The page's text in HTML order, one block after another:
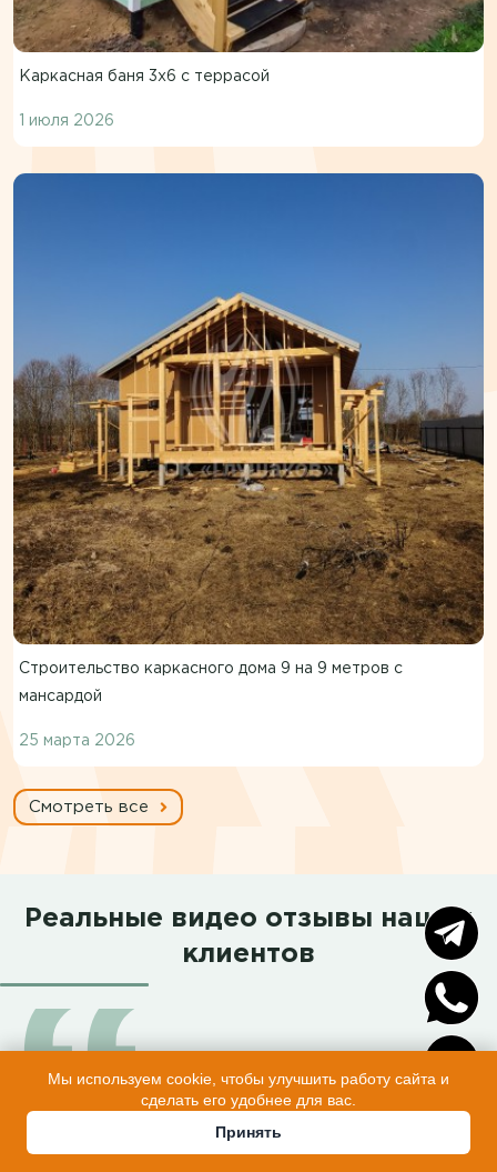
Каркасная баня 3х6 с террасой
1 июля 2026
Строительство каркасного дома 9 на 9 метров с
мансардой
25 марта 2026
Смотреть все
Реальные видео отзывы наших
клиентов
Обзор Заказчицы с огромной
любовью к своей бани
Мы используем cookie, чтобы улучшить работу сайта и
сделать его удобнее для вас.
Принять